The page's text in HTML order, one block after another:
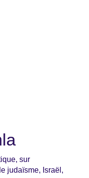
sur
judaïsme, Israël,